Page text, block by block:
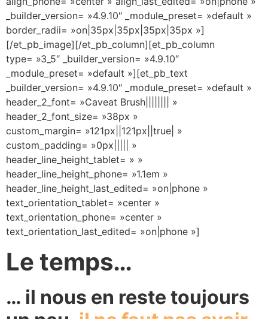
_builder_version= »4.9.10″ _module_preset= »default »
border_radii= »on|35px|35px|35px|35px »]
[/et_pb_image][/et_pb_column][et_pb_column
type= »3_5″ _builder_version= »4.9.10″
_module_preset= »default »][et_pb_text
_builder_version= »4.9.10″ _module_preset= »default »
header_2_font= »Caveat Brush|||||||| »
header_2_font_size= »38px »
custom_margin= »121px||121px||true| »
custom_padding= »0px||||| »
header_line_height_tablet= » »
header_line_height_phone= »1.1em »
header_line_height_last_edited= »on|phone »
text_orientation_tablet= »center »
text_orientation_phone= »center »
text_orientation_last_edited= »on|phone »]
Le temps…
… il nous en reste toujours